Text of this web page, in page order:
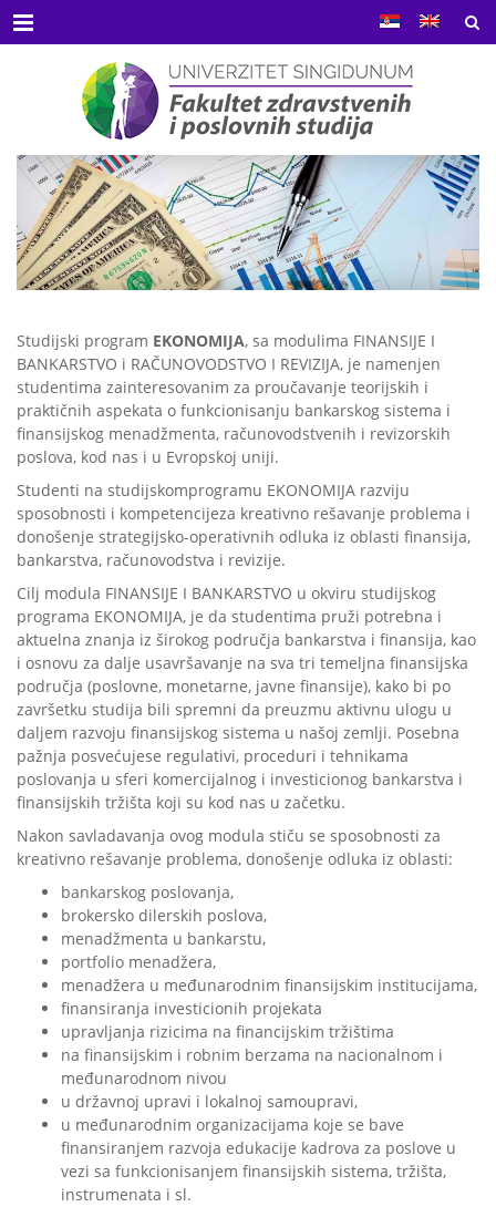
Menu
Studijski program EKONOMIJA, sa modulima FINANSIJE I
BANKARSTVO i RAČUNOVODSTVO I REVIZIJA, je namenjen
studentima zainteresovanim za proučavanje teorijskih i
praktičnih aspekata o funkcionisanju bankarskog sistema i
finansijskog menadžmenta, računovodstvenih i revizorskih
poslova, kod nas i u Evropskoj uniji.
Studenti na studijskomprogramu EKONOMIJA razviju
sposobnosti i kompetencijeza kreativno rešavanje problema i
donošenje strategijsko-operativnih odluka iz oblasti finansija,
bankarstva, računovodstva i revizije.
Cilj modula FINANSIJE I BANKARSTVO u okviru studijskog
programa EKONOMIJA, je da studentima pruži potrebna i
aktuelna znanja iz širokog područja bankarstva i finansija, kao
i osnovu za dalje usavršavanje na sva tri temeljna finansijska
područja (poslovne, monetarne, javne finansije), kako bi po
završetku studija bili spremni da preuzmu aktivnu ulogu u
daljem razvoju finansijskog sistema u našoj zemlji. Posebna
pažnja posvećujese regulativi, proceduri i tehnikama
poslovanja u sferi komercijalnog i investicionog bankarstva i
finansijskih tržišta koji su kod nas u začetku.
Nakon savladavanja ovog modula stiču se sposobnosti za
kreativno rešavanje problema, donošenje odluka iz oblasti:
bankarskog poslovanja,
brokersko dilerskih poslova,
menadžmenta u bankarstu,
portfolio menadžera,
menadžera u međunarodnim finansijskim institucijama,
finansiranja investicionih projekata
upravljanja rizicima na financijskim tržištima
na finansijskim i robnim berzama na nacionalnom i
međunarodnom nivou
u državnoj upravi i lokalnoj samoupravi,
u međunarodnim organizacijama koje se bave
finansiranjem razvoja edukacije kadrova za poslove u
vezi sa funkcionisanjem finansijskih sistema, tržišta,
instrumenata i sl.